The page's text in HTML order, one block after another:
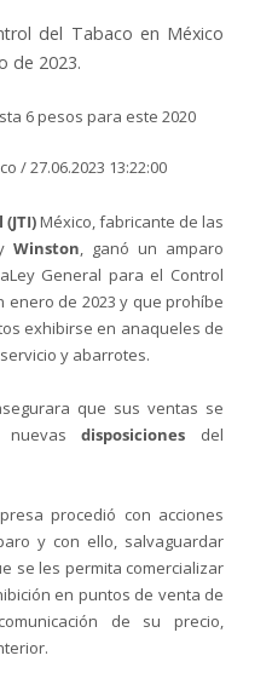
del Tabaco en México
de 2023.
6 pesos para este 2020
/ 27.06.2023 13:22:00
México, fabricante de las
Winston , ganó un amparo
General para el Control
enero de 2023 y que prohíbe
exhibirse en anaqueles de
y abarrotes.
que sus ventas se
nuevasdisposiciones del
procedió con acciones
y con ello, salvaguardar
se les permita comercializar
en puntos de venta de
de su precio,